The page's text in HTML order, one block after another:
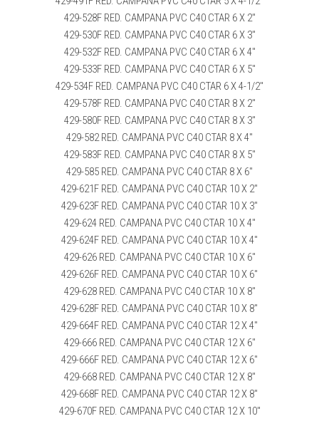
429-528F RED. CAMPANA PVC C40 CTAR 6 X 2″
429-530F RED. CAMPANA PVC C40 CTAR 6 X 3″
429-532F RED. CAMPANA PVC C40 CTAR 6 X 4″
429-533F RED. CAMPANA PVC C40 CTAR 6 X 5″
429-534F RED. CAMPANA PVC C40 CTAR 6 X 4-1/2″
429-578F RED. CAMPANA PVC C40 CTAR 8 X 2″
429-580F RED. CAMPANA PVC C40 CTAR 8 X 3″
429-582 RED. CAMPANA PVC C40 CTAR 8 X 4″
429-583F RED. CAMPANA PVC C40 CTAR 8 X 5″
429-585 RED. CAMPANA PVC C40 CTAR 8 X 6″
429-621F RED. CAMPANA PVC C40 CTAR 10 X 2″
429-623F RED. CAMPANA PVC C40 CTAR 10 X 3″
429-624 RED. CAMPANA PVC C40 CTAR 10 X 4″
429-624F RED. CAMPANA PVC C40 CTAR 10 X 4″
429-626 RED. CAMPANA PVC C40 CTAR 10 X 6″
429-626F RED. CAMPANA PVC C40 CTAR 10 X 6″
429-628 RED. CAMPANA PVC C40 CTAR 10 X 8″
429-628F RED. CAMPANA PVC C40 CTAR 10 X 8″
429-664F RED. CAMPANA PVC C40 CTAR 12 X 4″
429-666 RED. CAMPANA PVC C40 CTAR 12 X 6″
429-666F RED. CAMPANA PVC C40 CTAR 12 X 6″
429-668 RED. CAMPANA PVC C40 CTAR 12 X 8″
429-668F RED. CAMPANA PVC C40 CTAR 12 X 8″
429-670F RED. CAMPANA PVC C40 CTAR 12 X 10″